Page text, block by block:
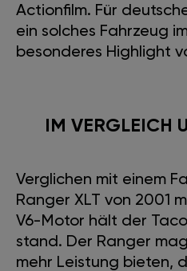
Actionfilm. Für
ein solches Fahrzeug
besonderes Highlight
IM VERGLEICH
Verglichen mit einem
Ranger XLT von 2001
V6-Motor hält der
stand. Der Ranger
mehr Leistung bieten,